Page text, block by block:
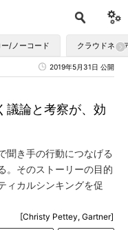
ー/ノーコード クラウドネイ
2019年5月31日 公開
議論と考察が、効
聞き手の行動につなげる
。そのストーリーの目的
ィカルシンキングを促
[Christy Pettey, Gartner]